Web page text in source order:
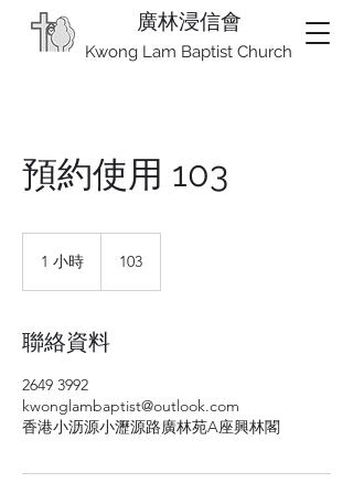
廣林浸信會
Kwong Lam Baptist Church
預約使用 103
1 小時 103
聯絡資料
2649 3992
kwonglambaptist@outlook.com
香港小沥源小瀝源路廣林苑A座興林閣